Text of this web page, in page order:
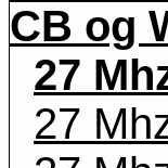
CB og
27
27